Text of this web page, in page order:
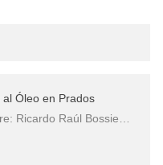
Óleo en Prados
Ricardo Raúl Bossie…